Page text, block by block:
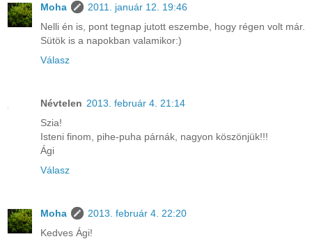
Moha
2011. január 12. 19:46
Nelli én is, pont tegnap jutott eszembe, hogy régen volt már.
Sütök is a napokban valamikor:)
Válasz
Névtelen 2013. február 4. 21:14
Szia!
Isteni finom, pihe-puha párnák, nagyon köszönjük!!!
Ági
Válasz
Moha
2013. február 4. 22:20
Kedves Ági!